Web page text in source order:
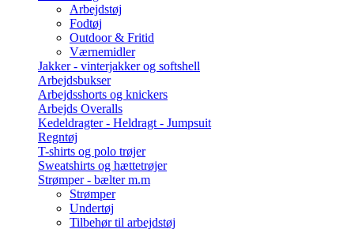
Arbejdstøj
Fodtøj
Outdoor & Fritid
Værnemidler
Jakker - vinterjakker og softshell
Arbejdsbukser
Arbejdsshorts og knickers
Arbejds Overalls
Kedeldragter - Heldragt - Jumpsuit
Regntøj
T-shirts og polo trøjer
Sweatshirts og hættetrøjer
Strømper - bælter m.m
Strømper
Undertøj
Tilbehør til arbejdstøj